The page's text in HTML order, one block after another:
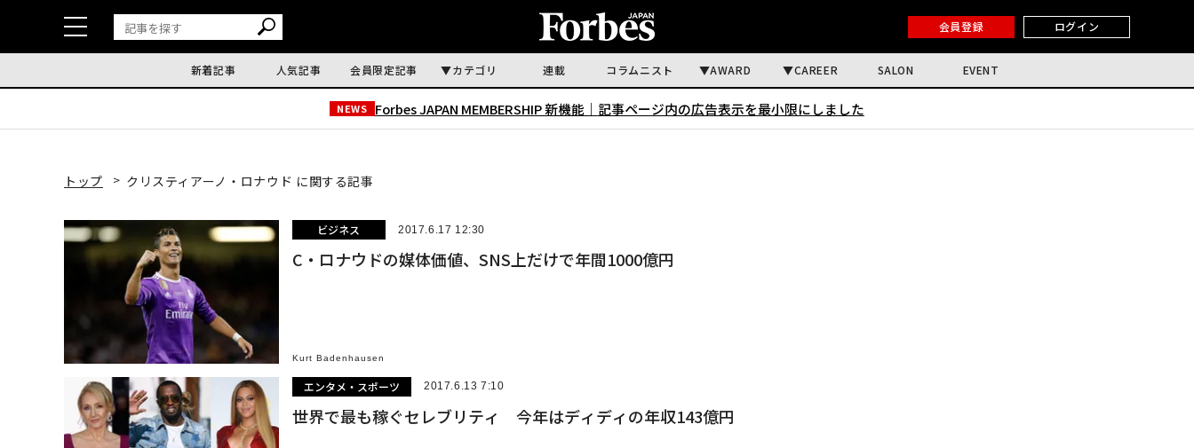
会員登録 ログイン
新着記事 人気記事 会員限定記事 カテゴリ 連載 コラムニスト AWARD CAREER SALON EVENT
NEWS Forbes JAPAN MEMBERSHIP 新機能｜ 記事ページ内の広告表示を最小限にしました
トップ クリスティアーノ・ロナウド に関する記事
ビジネス 2017.6.17 12:30
C・ロナウドの媒体価値、SNS上だけで年間1000億円
Kurt Badenhausen
エンタメ・スポーツ 2017.6.13 7:10
世界で最も稼ぐセレブリティ 今年はディディの年収143億円